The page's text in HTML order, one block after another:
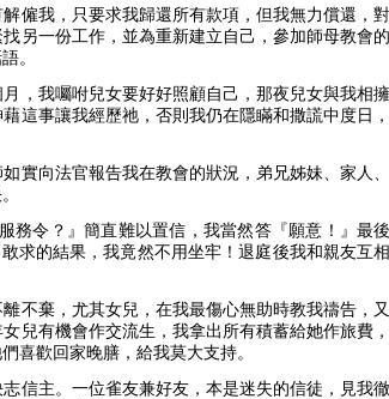
僱我，只要求我歸還所有款項，但我無力償還，
另一份工作，並為重新建立自己，參加師母教會
。
，我囑咐兒女要好好照顧自己，那夜兒女與我相
這事讓我經歷祂，否則我仍在隱瞞和撒謊中度日
實向法官報告我在教會的狀況，弟兄姊妹、家人
務令？』簡直難以置信，我當然答『願意！』最
求的結果，我竟然不用坐牢！退庭後我和親友互
不棄，尤其女兒，在我最傷心無助時教我禱告，
兒有機會作交流生，我拿出所有積蓄給她作旅費
喜歡回家晚膳，給我莫大支持。
信主。一位雀友兼好友，本是迷失的信徒，見我